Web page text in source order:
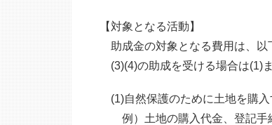
【対象となる活動】
助成金の対象となる費用は、以
(3)(4)の助成を受ける場合は(1)
(1)自然保護のために土地を購入
例）土地の購入代金、登記手